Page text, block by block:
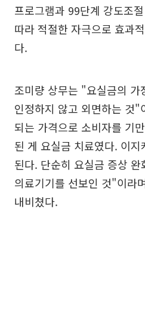
프로그램과 99단계 강도조
따라 적절한 자극으로 효과
다.
조미량 상무는 "요실금의 가
인정하지 않고 외면하는 것
되는 가격으로 소비자를 기
된 게 요실금 치료였다. 이
된다. 단순히 요실금 증상
의료기기를 선보인 것"이라
내비쳤다.